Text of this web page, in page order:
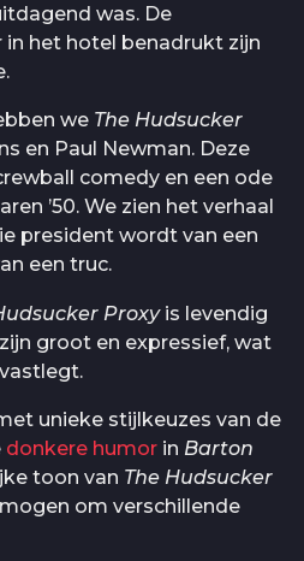
was. De
het hotel benadrukt zijn
we The Hudsucker
en Paul Newman. Deze
comedy en een ode
’50. We zien het verhaal
president wordt van een
een truc.
Proxyis levendig
groot en expressief, wat
unieke stijlkeuzes van de
donkere humor in Barton
toon van The Hudsucker
om verschillende